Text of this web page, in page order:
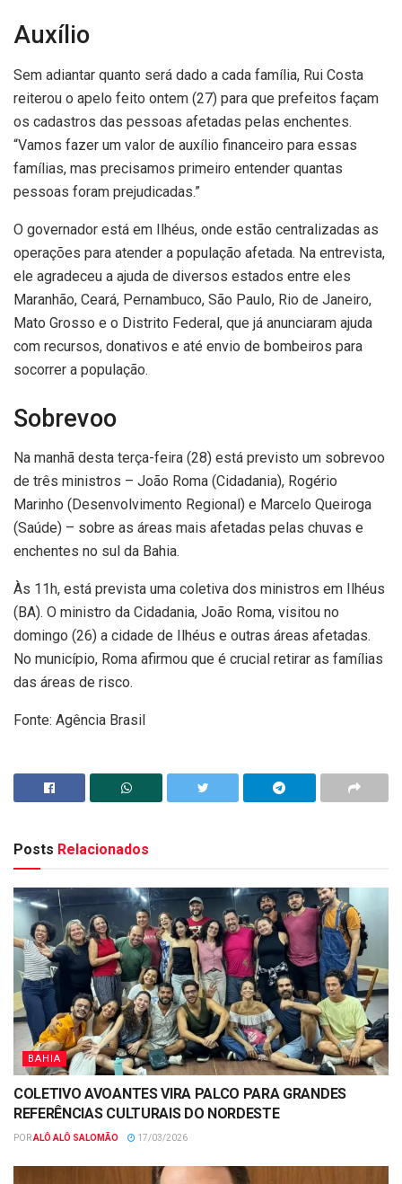
Auxílio
Sem adiantar quanto será dado a cada família, Rui Costa
reiterou o apelo feito ontem (27) para que prefeitos façam
os cadastros das pessoas afetadas pelas enchentes.
“Vamos fazer um valor de auxílio financeiro para essas
famílias, mas precisamos primeiro entender quantas
pessoas foram prejudicadas.”
O governador está em Ilhéus, onde estão centralizadas as
operações para atender a população afetada. Na entrevista,
ele agradeceu a ajuda de diversos estados entre eles
Maranhão, Ceará, Pernambuco, São Paulo, Rio de Janeiro,
Mato Grosso e o Distrito Federal, que já anunciaram ajuda
com recursos, donativos e até envio de bombeiros para
socorrer a população.
Sobrevoo
Na manhã desta terça-feira (28) está previsto um sobrevoo
de três ministros – João Roma (Cidadania), Rogério
Marinho (Desenvolvimento Regional) e Marcelo Queiroga
(Saúde) – sobre as áreas mais afetadas pelas chuvas e
enchentes no sul da Bahia.
Às 11h, está prevista uma coletiva dos ministros em Ilhéus
(BA). O ministro da Cidadania, João Roma, visitou no
domingo (26) a cidade de Ilhéus e outras áreas afetadas.
No município, Roma afirmou que é crucial retirar as famílias
das áreas de risco.
Fonte: Agência Brasil
Posts Relacionados
BAHIA
COLETIVO AVOANTES VIRA PALCO PARA GRANDES
REFERÊNCIAS CULTURAIS DO NORDESTE
PORALÔ ALÔ SALOMÃO 17/03/2026